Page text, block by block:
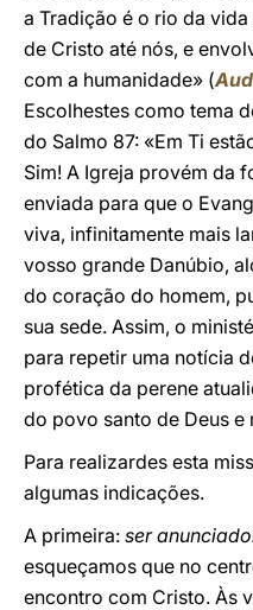
a Tradição é o rio da
de Cristo até nós, e
com a humanidade» (
Escolhestes como tema
do Salmo 87: «Em Ti
Sim! A Igreja provém da
enviada para que o
viva, infinitamente mais
vosso grande Danúbio,
do coração do homem,
sua sede. Assim, o
para repetir uma notícia
profética da perene
do povo santo de Deus e
Para realizardes esta
algumas indicações.
A primeira: ser
esqueçamos que no
encontro com Cristo. Às